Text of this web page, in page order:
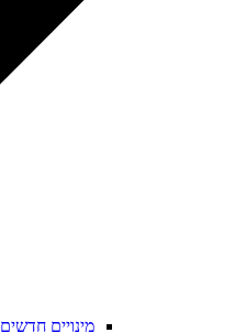
מינויים חדשים